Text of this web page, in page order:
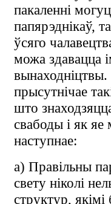
пакаленні
папярэднікаў,
ўсяго
можа здавацца
прысутнічае
што
свабоды і як яе
наступнае:
а) Правільны
свету ніколі
структур,